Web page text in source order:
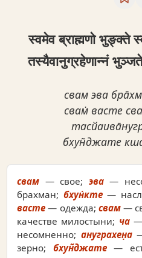
स्वमेव ब्राह्मणो भुङ्क्ते
तस्यैवानुग्रहेणान्नं
свам эва
свам̇ васте
бхун̃джате
свам — свое; эва—
брахман; бхун̇кте—
васте — одежда; свам—
качестве милостыни; ча—
несомненно; ануграхен̣а—
зерно; бхун̃джате—